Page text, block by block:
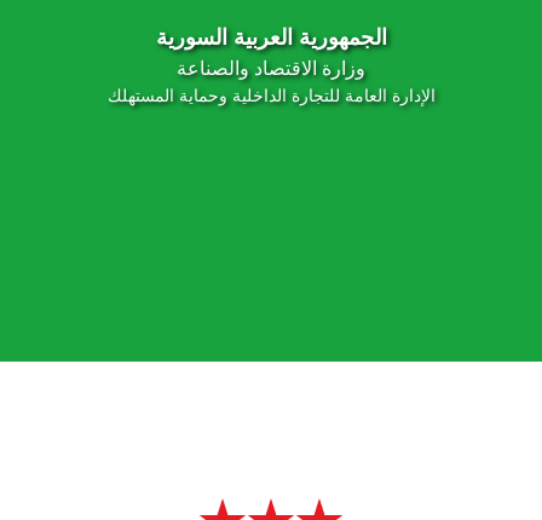
الجمهورية العربية السورية
وزارة الاقتصاد والصناعة
الإدارة العامة للتجارة الداخلية وحماية المستهلك